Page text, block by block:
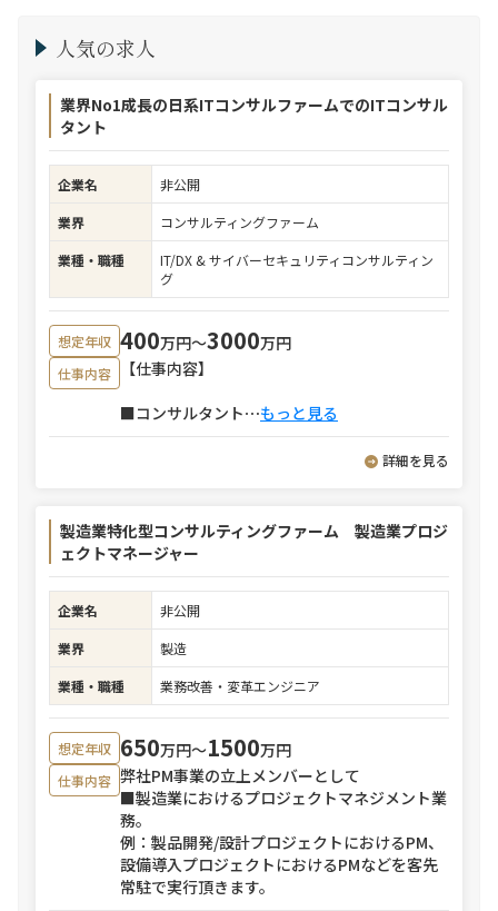
人気の求人
業界No1成長の日系ITコンサルファームでのITコンサル
タント
企業名
非公開
業界
コンサルティングファーム
業種・職種
IT/DX & サイバーセキュリティコンサルティン
グ
想定年収 400万円〜3000万円
仕事内容
【仕事内容】
■コンサルタント⋯もっと見る
詳細を見る
製造業特化型コンサルティングファーム 製造業プロジ
ェクトマネージャー
企業名
非公開
業界
製造
業種・職種
業務改善・変革エンジニア
想定年収 650万円〜1500万円
仕事内容 弊社PM事業の立上メンバーとして
■製造業におけるプロジェクトマネジメント業
務。
例：製品開発/設計プロジェクトにおけるPM、
設備導入プロジェクトにおけるPMなどを客先
常駐で実行頂きます。